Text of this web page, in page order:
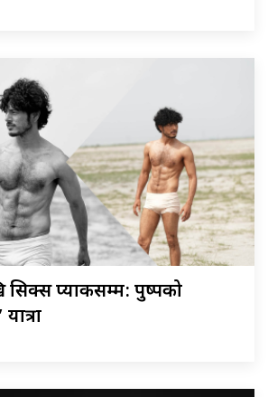
सिक्स प्याकसम्म: पुष्पको